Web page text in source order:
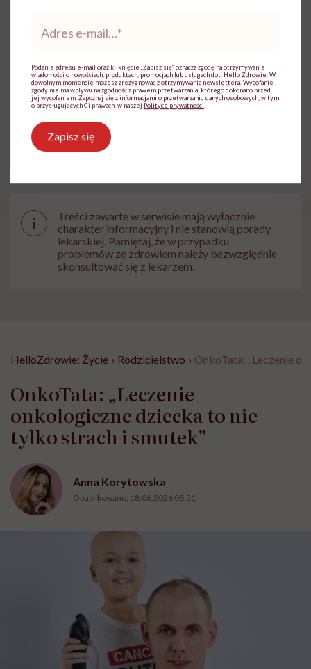
leczenie onkologiczne
i
Treści zawarte w serwisie mają wyłącznie
charakter informacyjny i nie stanowią porady
lekarskiej. Pamiętaj, że w przypadku
problemów ze zdrowiem należy bezwzględnie
skonsultować się z lekarzem.
HelloZdrowie: Życie › Rodzicielstwo › OnkoTata: „Leczenie
OnkoTata: „Leczenie
onkologiczne dziecka to nie
tylko strach i smutek”
Anna Korytowska
Opublikowano: 18.06.2026 08:51
mail*
Podanie adresu e-mail oraz kliknięcie „Zapisz się” oznacza zgodę na otrzymywanie
wiadomości o nowościach, produktach, promocjach lub usługach dot. Hello Zdrowie. W
dowolnym momencie możesz zrezygnować z otrzymywania newslettera. Wycofanie
zgody nie ma wpływu na zgodność z prawem przetwarzania, którego dokonano przed
jej wycofaniem. Zapoznaj się z informacjami o przetwarzaniu danych osobowych, w tym
o przysługujących Ci prawach, w naszej Polityce prywatności
Zapisz się